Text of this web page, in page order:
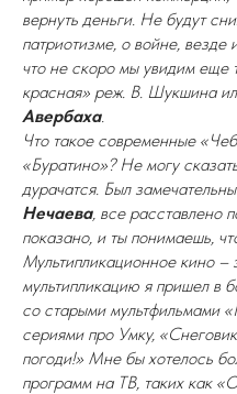
вернуть деньги. Не будут
патриотизме, о войне, везде
что не скоро мы увидим еще
красная» реж. В. Шукшина
Авербаха.
Что такое современные
«Буратино»? Не могу
дурачатся. Был
Нечаева, все расставлено
показано, и ты понимаешь,
Мультипликационное кино –
мультипликацию я пришел в
со старыми мультфильмами
сериями про Умку,
погоди!» Мне бы хотелось
программ на ТВ, таких как